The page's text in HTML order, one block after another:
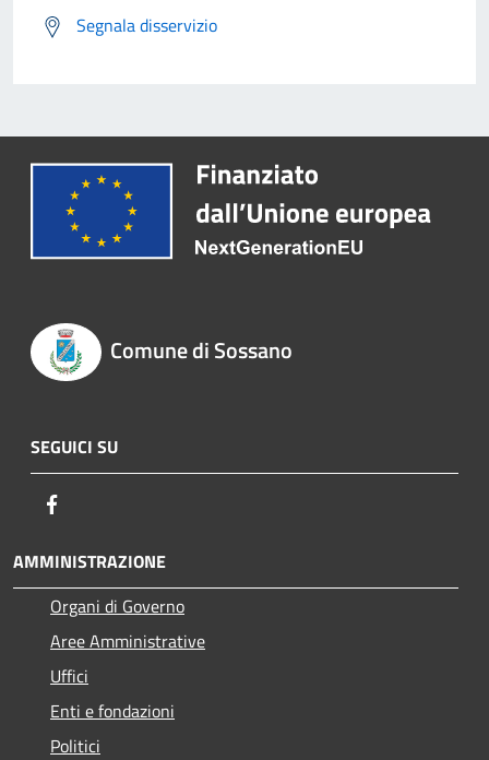
Segnala disservizio
Comune di Sossano
SEGUICI SU
AMMINISTRAZIONE
Organi di Governo
Aree Amministrative
Uffici
Enti e fondazioni
Politici